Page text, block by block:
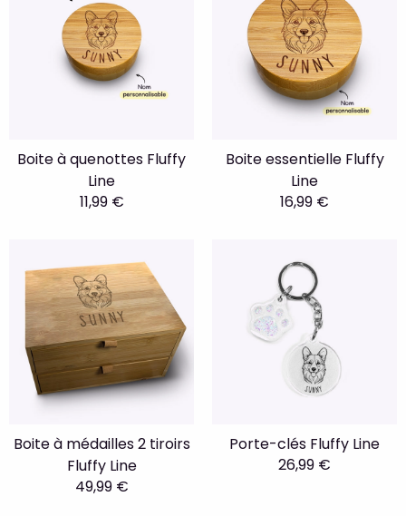
Boite à quenottes Fluffy
Line
11,99 €
Boite essentielle Fluffy
Line
16,99 €
Boite à médailles 2 tiroirs
Fluffy Line
49,99 €
Porte-clés Fluffy Line
26,99 €